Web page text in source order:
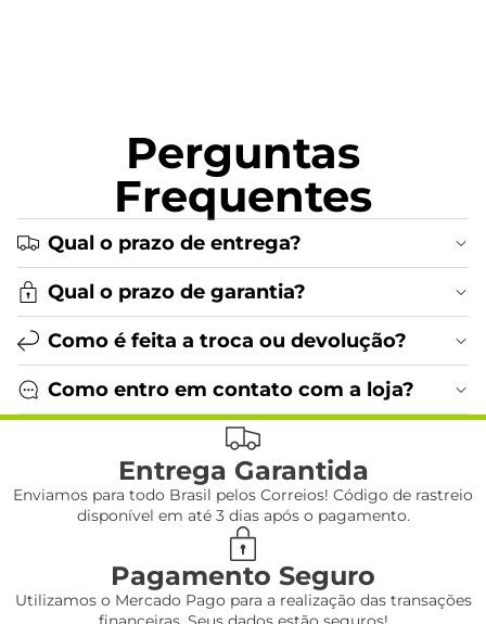
Perguntas
Frequentes
Qual o prazo de entrega?
Qual o prazo de garantia?
Como é feita a troca ou devolução?
Como entro em contato com a loja?
Entrega Garantida
Enviamos para todo Brasil pelos Correios! Código de rastreio
disponível em até 3 dias após o pagamento.
Pagamento Seguro
Utilizamos o Mercado Pago para a realização das transações